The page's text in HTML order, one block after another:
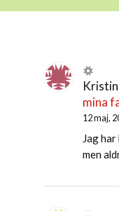
mina
12 maj,
Jag
men